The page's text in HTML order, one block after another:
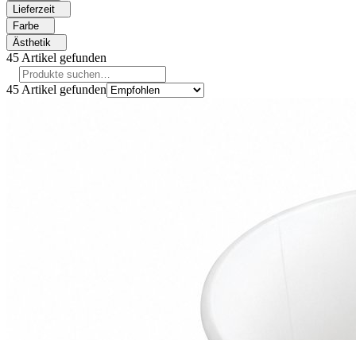
Lieferzeit
Farbe
Ästhetik
45 Artikel gefunden
45 Artikel gefunden